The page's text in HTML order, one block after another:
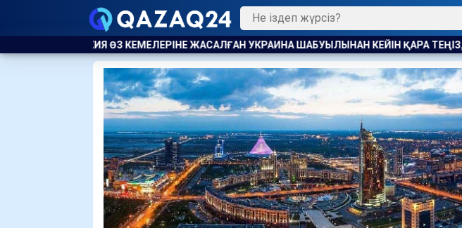
ЖАСАЛҒАН УКРАИНА ШАБУЫЛЫНАН КЕЙІН ҚАРА ТЕҢІЗДЕ КЕМЕ ҚАТЫНАСЫН ШЕКТЕДІ